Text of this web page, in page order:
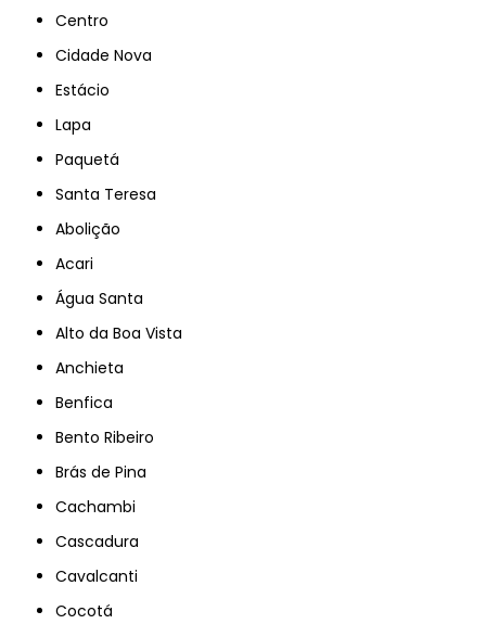
Centro
Cidade Nova
Estácio
Lapa
Paquetá
Santa Teresa
Abolição
Acari
Água Santa
Alto da Boa Vista
Anchieta
Benfica
Bento Ribeiro
Brás de Pina
Cachambi
Cascadura
Cavalcanti
Cocotá